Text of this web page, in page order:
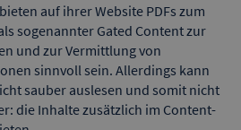
auf ihrer Website PDFs zum
sogenannter Gated Content zur
und zur Vermittlung von
sinnvoll sein. Allerdings kann
sauber auslesen und somit nicht
die Inhalte zusätzlich im Content-